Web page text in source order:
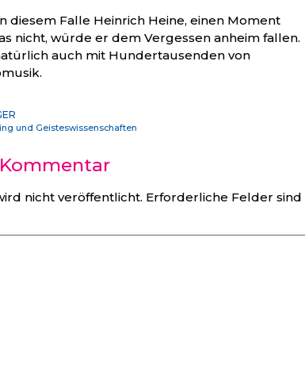
diesem Falle Heinrich Heine, einen Moment
nicht, würde er dem Vergessen anheim fallen.
auch mit Hundertausenden von
und Geisteswissenschaften
nicht veröffentlicht. Erforderliche Felder sind